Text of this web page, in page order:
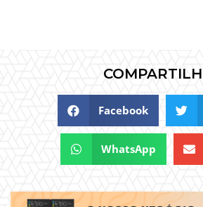
Facebook
WhatsApp